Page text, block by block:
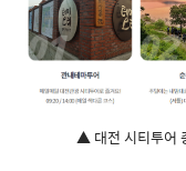
▲ 대전 시티투어